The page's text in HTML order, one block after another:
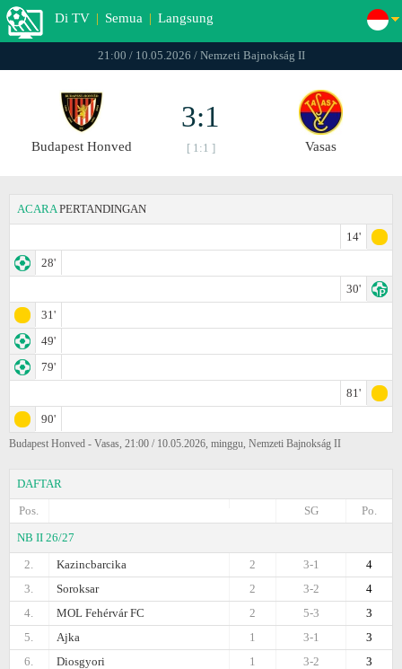
Di TV | Semua | Langsung
21:00 / 10.05.2026 / Nemzeti Bajnokság II
Budapest Honved
3:1
[ 1:1 ] Vasas
ACARA PERTANDINGAN
14'
28'
30'
31'
49'
79'
81'
90'
Budapest Honved - Vasas, 21:00 / 10.05.2026, minggu, Nemzeti Bajnokság II
DAFTAR
Pos.
Po.
SG
NB II 26/27
2.
Kazincbarcika 4
3-1
2
3.
Soroksar 4
3-2
2
4.
MOL Fehérvár FC 3
5-3
2
5.
Ajka 3
3-1
1
6.
Diosgyori 3
3-2
1